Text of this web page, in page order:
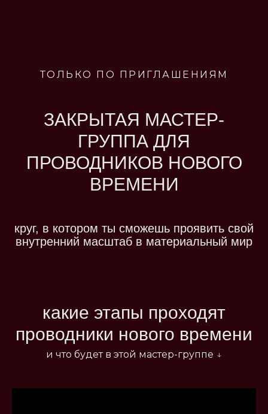
ТОЛЬКО ПО ПРИГЛАШЕНИЯМ
ЗАКРЫТАЯ МАСТЕР-
ГРУППА ДЛЯ
ПРОВОДНИКОВ НОВОГО
ВРЕМЕНИ
круг, в котором ты сможешь проявить свой
внутренний масштаб в материальный мир
какие этапы проходят
проводники нового времени
и что будет в этой мастер-группе ↓